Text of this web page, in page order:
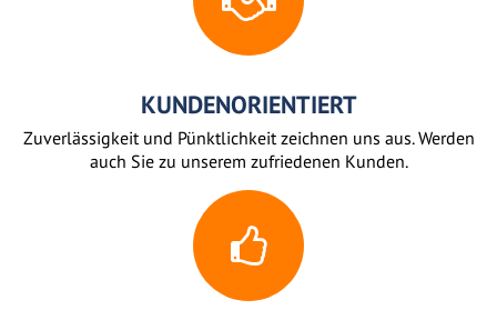
KUNDENORIENTIERT
Zuverlässigkeit und Pünktlichkeit zeichnen uns aus. Werden
auch Sie zu unserem zufriedenen Kunden.